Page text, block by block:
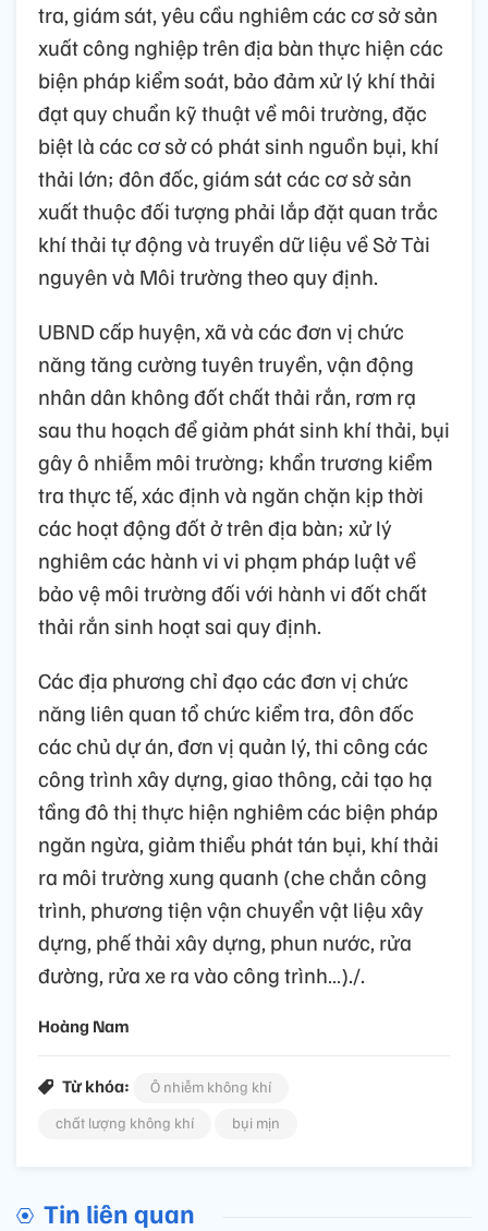
tra, giám sát, yêu cầu nghiêm các cơ sở sản
xuất công nghiệp trên địa bàn thực hiện các
biện pháp kiểm soát, bảo đảm xử lý khí thải
đạt quy chuẩn kỹ thuật về môi trường, đặc
biệt là các cơ sở có phát sinh nguồn bụi, khí
thải lớn; đôn đốc, giám sát các cơ sở sản
xuất thuộc đối tượng phải lắp đặt quan trắc
khí thải tự động và truyền dữ liệu về Sở Tài
nguyên và Môi trường theo quy định.
UBND cấp huyện, xã và các đơn vị chức
năng tăng cường tuyên truyền, vận động
nhân dân không đốt chất thải rắn, rơm rạ
sau thu hoạch để giảm phát sinh khí thải, bụi
gây ô nhiễm môi trường; khẩn trương kiểm
tra thực tế, xác định và ngăn chặn kịp thời
các hoạt động đốt ở trên địa bàn; xử lý
nghiêm các hành vi vi phạm pháp luật về
bảo vệ môi trường đối với hành vi đốt chất
thải rắn sinh hoạt sai quy định.
Các địa phương chỉ đạo các đơn vị chức
năng liên quan tổ chức kiểm tra, đôn đốc
các chủ dự án, đơn vị quản lý, thi công các
công trình xây dựng, giao thông, cải tạo hạ
tầng đô thị thực hiện nghiêm các biện pháp
ngăn ngừa, giảm thiểu phát tán bụi, khí thải
ra môi trường xung quanh (che chắn công
trình, phương tiện vận chuyển vật liệu xây
dựng, phế thải xây dựng, phun nước, rửa
đường, rửa xe ra vào công trình…)./.
Hoàng Nam
Từ khóa:
Ô nhiễm không khí
chất lượng không khí
bụi mịn
Tin liên quan